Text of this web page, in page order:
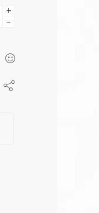
+
−